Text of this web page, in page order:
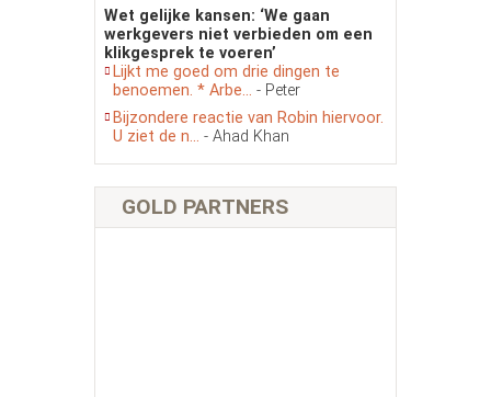
Wet gelijke kansen: ‘We gaan
werkgevers niet verbieden om een
klikgesprek te voeren’
Lijkt me goed om drie dingen te
benoemen. * Arbe... - Peter
Bijzondere reactie van Robin hiervoor.
U ziet de n... - Ahad Khan
GOLD PARTNERS